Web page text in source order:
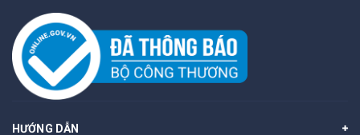
HƯỚNG DẪN